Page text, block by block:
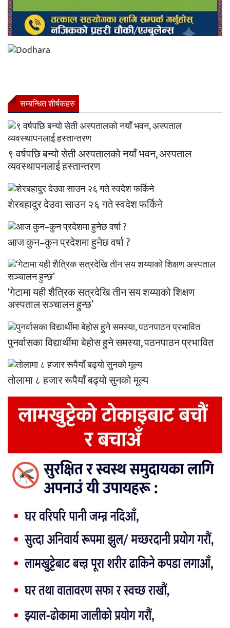
सम्बन्धित शीर्षकहरु
९ वर्षपछि बन्यो सेती अस्पतालको नयाँ भवन, अस्पताल
व्यवस्थापनलाई हस्तान्तरण
शेरबहादुर देउवा साउन २६ गते स्वदेश फर्किने
आज कुन–कुन प्रदेशमा हुनेछ वर्षा ?
‘गेटामा यही शैत्रिक सत्रदेखि तीन सय शय्याको शिक्षण
अस्पताल सञ्चालन हुन्छ’
पुनर्वासका विद्यार्थीमा बेहोस हुने समस्या, पठनपाठन प्रभावित
तोलामा ८ हजार रूपैयाँ बढ्यो सुनको मूल्य